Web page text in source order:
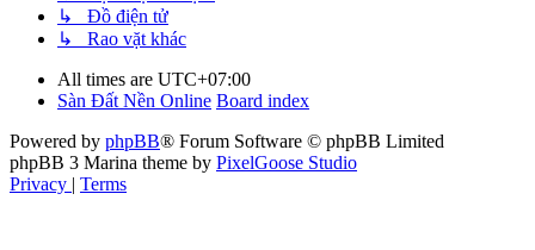
↳ Đồ điện tử
↳ Rao vặt khác
All times are UTC+07:00
Sàn Đất Nền Online Board index
Powered by phpBB® Forum Software © phpBB Limited
phpBB 3 Marina theme by PixelGoose Studio
Privacy | Terms